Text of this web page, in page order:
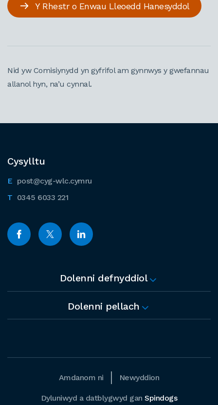
Y Rhestr o Enwau Lleoedd Hanesyddol
Nid yw Comisiynydd yn gyfrifol am gynnwys y gwefannau
allanol hyn, na’u cynnal.
Cysylltu
post@cyg-wlc.cymru
0345 6033 221
Dolenni defnyddiol
Dolenni pellach
Amdanom ni Newyddion
Dyluniwyd a datblygwyd ganSpindogs